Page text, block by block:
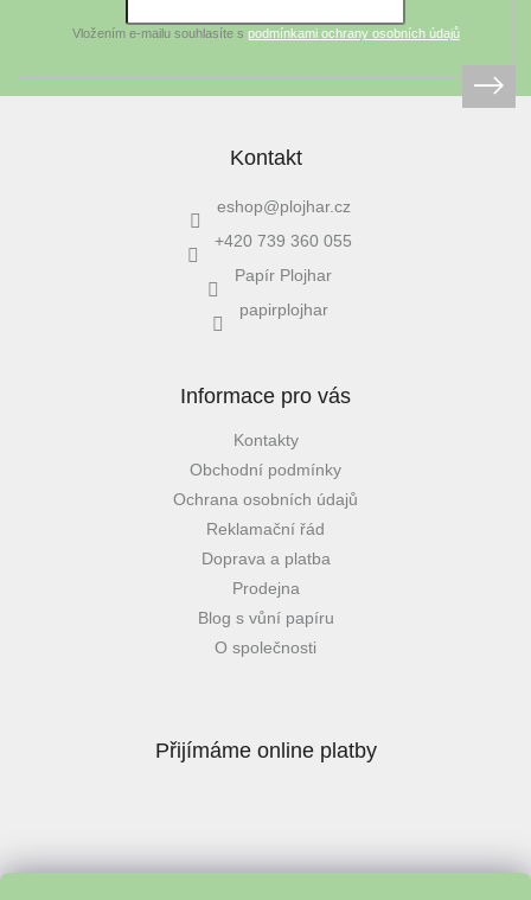
Vložením e-mailu souhlasíte s podmínkami ochrany osobních údajů
Kontakt
eshop@plojhar.cz
+420 739 360 055
Papír Plojhar
papirplojhar
Informace pro vás
Kontakty
Obchodní podmínky
Ochrana osobních údajů
Reklamační řád
Doprava a platba
Prodejna
Blog s vůní papíru
O společnosti
Přijímáme online platby